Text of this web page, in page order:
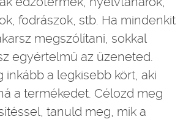
fodrászok, stb. Ha mindenkit
megszólítani, sokkal
egyértelmű az üzeneted.
inkább a legkisebb kört, aki
a termékedet. Célozd meg
tanuld meg, mik a